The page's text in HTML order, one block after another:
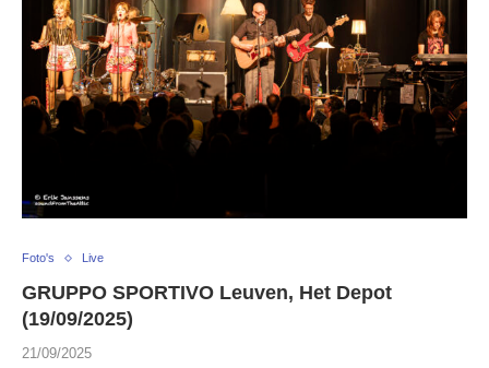
Foto's Live
GRUPPO SPORTIVO Leuven, Het Depot
(19/09/2025)
21/09/2025